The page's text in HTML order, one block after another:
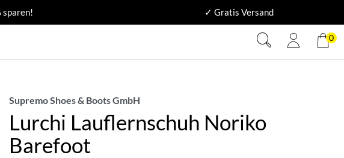
sparen! ✓ Gratis Versand
0
Supremo Shoes & Boots GmbH
Lurchi Lauflernschuh Noriko
Barefoot